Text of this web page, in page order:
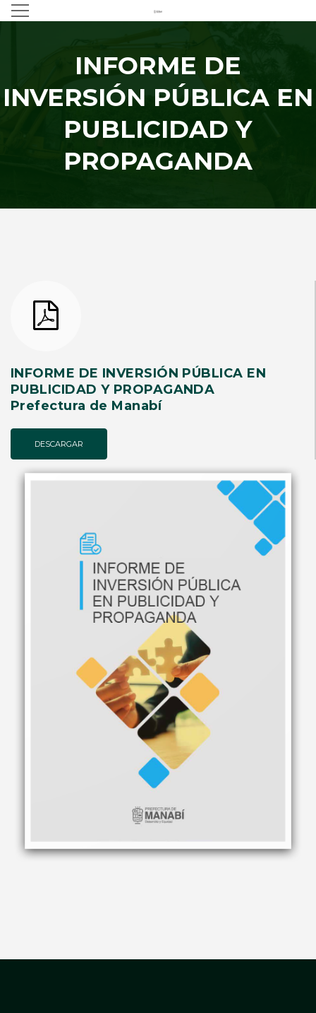
INFORME DE
INVERSIÓN PÚBLICA EN
PUBLICIDAD Y
PROPAGANDA
INFORME DE INVERSIÓN PÚBLICA EN
PUBLICIDAD Y PROPAGANDA
Prefectura de Manabí
DESCARGAR